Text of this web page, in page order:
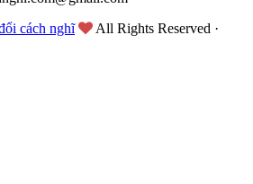
cách nghĩ
All Rights Reserved ·